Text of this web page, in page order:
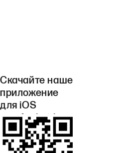
Скачайте наше
приложение
для iOS
или Android.